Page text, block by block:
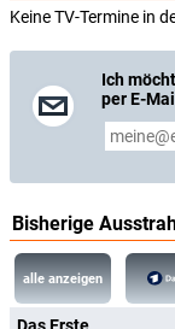
Keine TV-Termine in
Ich
per E-
Bisherige
alle anzeigen